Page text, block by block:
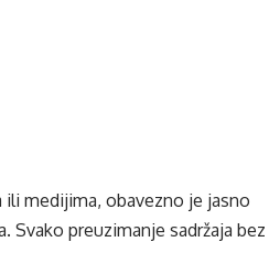
medijima, obavezno je jasno
. Svako preuzimanje sadržaja bez